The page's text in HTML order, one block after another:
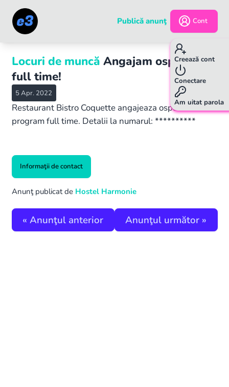
Publică anunţ Cont
Creează cont
Conectare
Am uitat parola
Locuri de muncă Angajam ospatar
full time!
5 Apr. 2022
Restaurant Bistro Coquette angajeaza ospatar
program full time. Detalii la numarul: **********
Informaţii de contact
Anunţ publicat de Hostel Harmonie
« Anunţul anterior Anunţul următor »